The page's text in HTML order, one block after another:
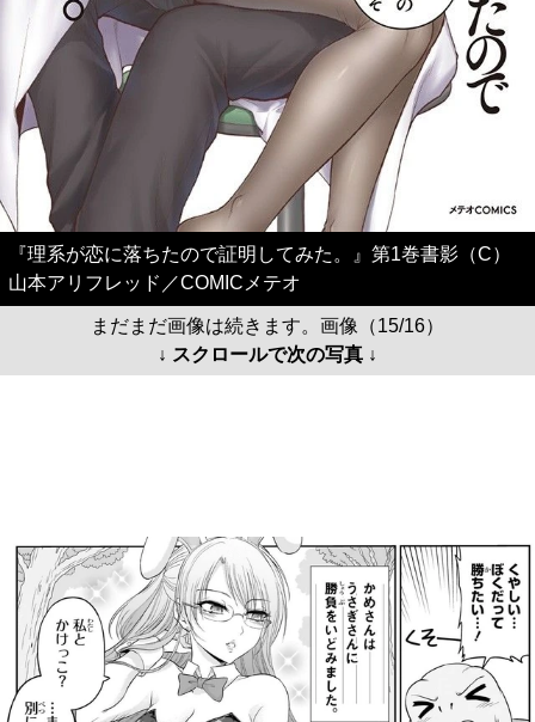
『理系が恋に落ちたので証明してみた。』第1巻書影（C）
山本アリフレッド／COMICメテオ
まだまだ画像は続きます。画像（15/16）
↓ スクロールで次の写真 ↓